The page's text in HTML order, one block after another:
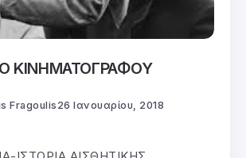
ΚΙΝΗΜΑΤΟΓΡΑΦΟΥ
Fragoulis26 Ιανουαρίου, 2018